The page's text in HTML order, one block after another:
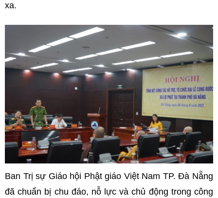
xa.
Ban Trị sự Giáo hội Phật giáo Việt Nam TP. Đà Nẵng
đã chuẩn bị chu đáo, nỗ lực và chủ động trong công